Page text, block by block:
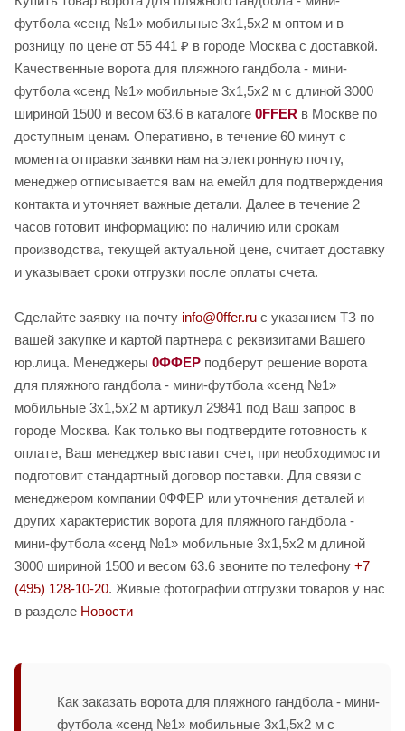
футбола «сенд №1» мобильные 3х1,5х2 м оптом и в
розницу по цене от 55 441 ₽ в городе Москва с доставкой.
Качественные ворота для пляжного гандбола - мини-
футбола «сенд №1» мобильные 3х1,5х2 м с длиной 3000
шириной 1500 и весом 63.6 в каталоге 0FFER в Москве по
доступным ценам. Оперативно, в течение 60 минут с
момента отправки заявки нам на электронную почту,
менеджер отписывается вам на емейл для подтверждения
контакта и уточняет важные детали. Далее в течение 2
часов готовит информацию: по наличию или срокам
производства, текущей актуальной цене, считает доставку
и указывает сроки отгрузки после оплаты счета.
Сделайте заявку на почту info@0ffer.ru с указанием ТЗ по
вашей закупке и картой партнера с реквизитами Вашего
юр.лица. Менеджеры 0ФФЕР подберут решение ворота
для пляжного гандбола - мини-футбола «сенд №1»
мобильные 3х1,5х2 м артикул 29841 под Ваш запрос в
городе Москва. Как только вы подтвердите готовность к
оплате, Ваш менеджер выставит счет, при необходимости
подготовит стандартный договор поставки. Для связи с
менеджером компании 0ФФЕР или уточнения деталей и
других характеристик ворота для пляжного гандбола -
мини-футбола «сенд №1» мобильные 3х1,5х2 м длиной
3000 шириной 1500 и весом 63.6 звоните по телефону +7
(495) 128-10-20. Живые фотографии отгрузки товаров у нас
в разделе Новости
Как заказать ворота для пляжного гандбола - мини-
футбола «сенд №1» мобильные 3х1,5х2 м с